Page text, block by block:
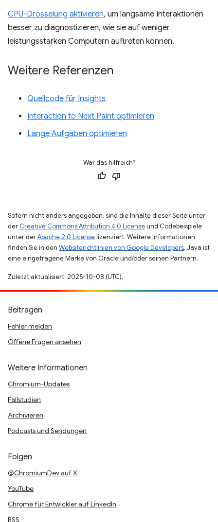
CPU-Drosselung aktivieren, um langsame Interaktionen
besser zu diagnostizieren, wie sie auf weniger
leistungsstarken Computern auftreten können.
Weitere Referenzen
Quellcode für Insights
Interaction to Next Paint optimieren
Lange Aufgaben optimieren
War das hilfreich?
Sofern nicht anders angegeben, sind die Inhalte dieser Seite unter
der Creative Commons Attribution 4.0 Licenseund Codebeispiele
unter derApache 2.0 Licenselizenziert. Weitere Informationen
finden Sie in den Websiterichtlinien von Google Developers. Java ist
eine eingetragene Marke von Oracle und/oder seinen Partnern.
Zuletzt aktualisiert: 2025-10-08 (UTC).
Beitragen
Fehler melden
Offene Fragen ansehen
Weitere Informationen
Chromium-Updates
Fallstudien
Archivieren
Podcasts und Sendungen
Folgen
@ChromiumDev auf X
YouTube
Chrome für Entwickler auf LinkedIn
RSS